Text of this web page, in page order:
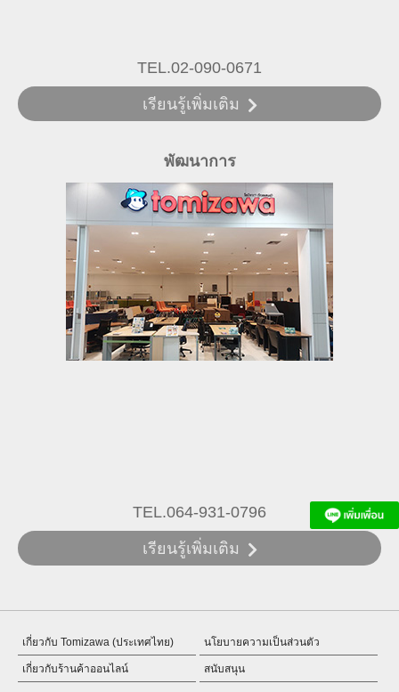
TEL.02-090-0671
เรียนรู้เพิ่มเติม
พัฒนาการ
TEL.064-931-0796
เรียนรู้เพิ่มเติม
เกี่ยวกับ Tomizawa (ประเทศไทย) นโยบายความเป็นส่วนตัว
เกี่ยวกับร้านค้าออนไลน์ สนับสนุน